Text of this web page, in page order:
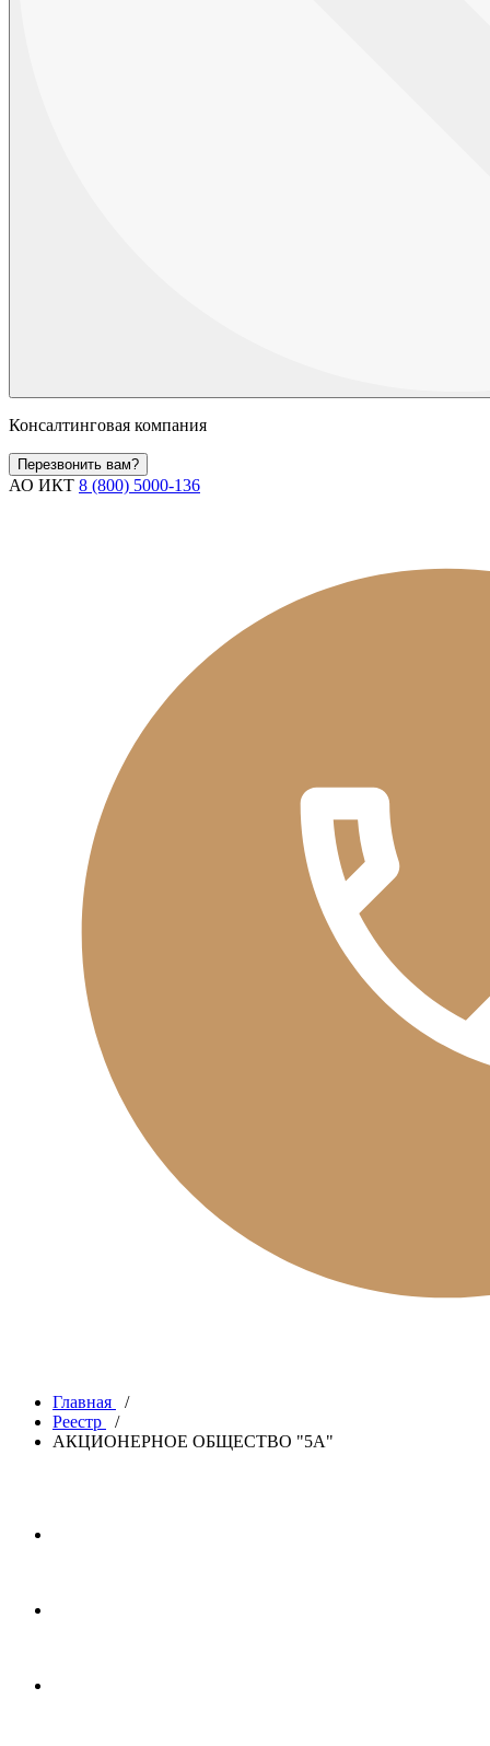
Консалтинговая компания
Перезвонить вам?
АО ИКТ 8 (800) 5000-136
Главная
/
Реестр
/
АКЦИОНЕРНОЕ ОБЩЕСТВО "5А"